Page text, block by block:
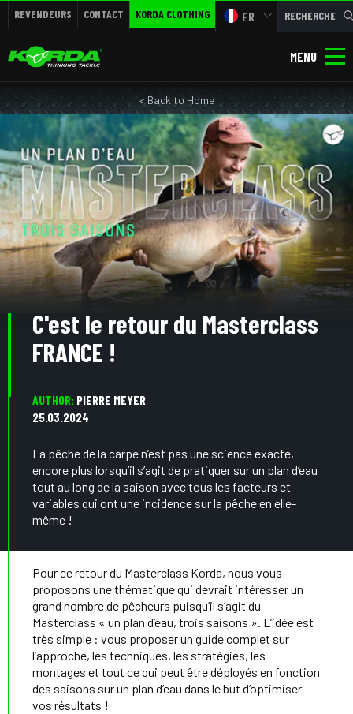
REVENDEURS CONTACT KORDA CLOTHING FR RECHERCHE
MENU
< Back to Home
C'est le retour du Masterclass
FRANCE !
AUTHOR: PIERRE MEYER
25.03.2024
La pêche de la carpe n’est pas une science exacte,
encore plus lorsqu’il s’agit de pratiquer sur un plan d’eau
tout au long de la saison avec tous les facteurs et
variables qui ont une incidence sur la pêche en elle-
même !
Pour ce retour du Masterclass Korda, nous vous
proposons une thématique qui devrait intéresser un
grand nombre de pêcheurs puisqu’il s’agit du
Masterclass « un plan d’eau, trois saisons ». L’idée est
très simple : vous proposer un guide complet sur
l’approche, les techniques, les stratégies, les
montages et tout ce qui peut être déployés en fonction
des saisons sur un plan d’eau dans le but d’optimiser
vos résultats !